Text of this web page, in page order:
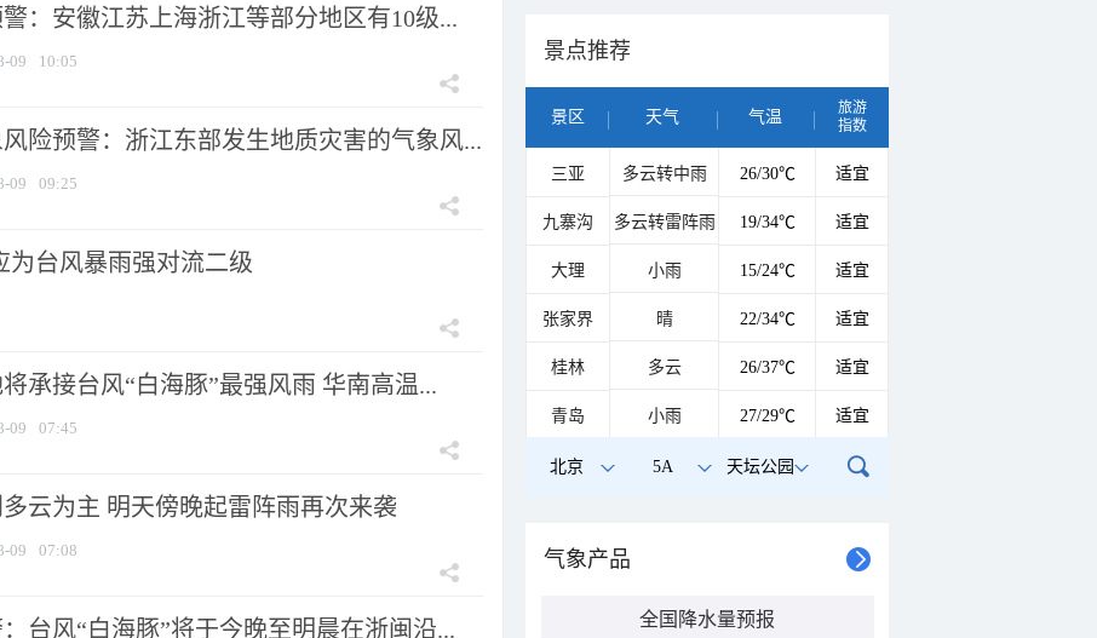
：安徽江苏上海浙江等部分地区有10级...
09 10:05
险预警：浙江东部发生地质灾害的气象风...
09 09:25
为台风暴雨强对流二级
承接台风“白海豚”最强风雨 华南高温...
09 07:45
云为主 明天傍晚起雷阵雨再次来袭
09 07:08
台风“白海豚”将于今晚至明晨在浙闽沿...
景点推荐
景区 天气 气温
旅游
指数
三亚 多云转中雨 26/30℃ 适宜
九寨沟 多云转雷阵雨 19/34℃ 适宜
大理 小雨 15/24℃ 适宜
张家界 晴 22/34℃ 适宜
桂林 多云 26/37℃ 适宜
青岛 小雨 27/29℃ 适宜
北京 5A 天坛公园
气象产品
全国降水量预报